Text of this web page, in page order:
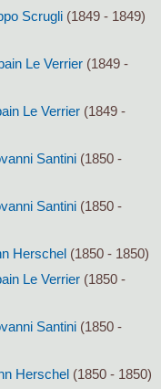
Scrugli (1849 - 1849)
Le Verrier (1849 -
Le Verrier (1849 -
Santini (1850 -
Santini (1850 -
Herschel (1850 - 1850)
Le Verrier (1850 -
Santini (1850 -
Herschel (1850 - 1850)